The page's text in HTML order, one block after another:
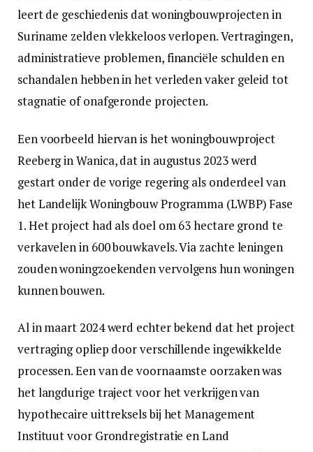
leert de geschiedenis dat woningbouwprojecten in
Suriname zelden vlekkeloos verlopen. Vertragingen,
administratieve problemen, financiële schulden en
schandalen hebben in het verleden vaker geleid tot
stagnatie of onafgeronde projecten.
Een voorbeeld hiervan is het woningbouwproject
Reeberg in Wanica, dat in augustus 2023 werd
gestart onder de vorige regering als onderdeel van
het Landelijk Woningbouw Programma (LWBP) Fase
1. Het project had als doel om 63 hectare grond te
verkavelen in 600 bouwkavels. Via zachte leningen
zouden woningzoekenden vervolgens hun woningen
kunnen bouwen.
Al in maart 2024 werd echter bekend dat het project
vertraging opliep door verschillende ingewikkelde
processen. Een van de voornaamste oorzaken was
het langdurige traject voor het verkrijgen van
hypothecaire uittreksels bij het Management
Instituut voor Grondregistratie en Land